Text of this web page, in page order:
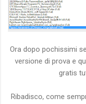
Ora dopo pochissimi
versione di prova e
gratis
Ribadisco, come